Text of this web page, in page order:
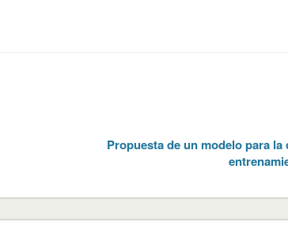
Propuesta de un modelo para